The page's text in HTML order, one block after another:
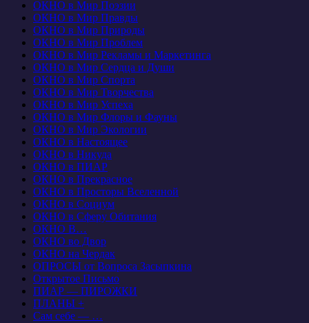
ОКНО в Мир Поэзии
ОКНО в Мир Правды
ОКНО в Мир Природы
ОКНО в Мир Проблем
ОКНО в Мир Рекламы и Маркетинга
ОКНО в Мир Сердца и Души
ОКНО в Мир Спорта
ОКНО в Мир Творчества
ОКНО в Мир Успеха
ОКНО в Мир Флоры и Фауны
ОКНО в Мир Экологии
ОКНО в Настоящее
ОКНО в Никуда
ОКНО в ПИАР
ОКНО в Прекрасное
ОКНО в Просторы Вселенной
ОКНО в Социум
ОКНО в Сферу Обитания
ОКНО В…
ОКНО во Двор
ОКНО на Чердак
ОПРОСЫ от Вопроса Засыпкина
Открытое Письмо
ПИАР — ПИРОЖКИ
ПЛАНЫ +
Сам себе — …